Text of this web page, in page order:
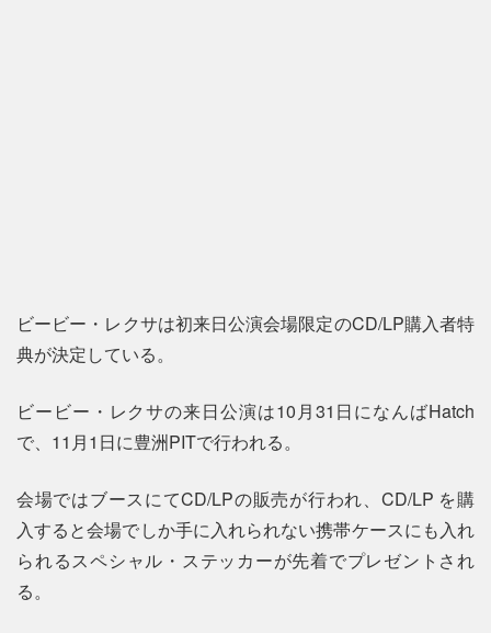
ビービー・レクサは初来日公演会場限定のCD/LP購入者特
典が決定している。
ビービー・レクサの来日公演は10月31日になんばHatch
で、11月1日に豊洲PITで行われる。
会場ではブースにてCD/LPの販売が行われ、CD/LP を購
入すると会場でしか手に入れられない携帯ケースにも入れ
られるスペシャル・ステッカーが先着でプレゼントされ
る。